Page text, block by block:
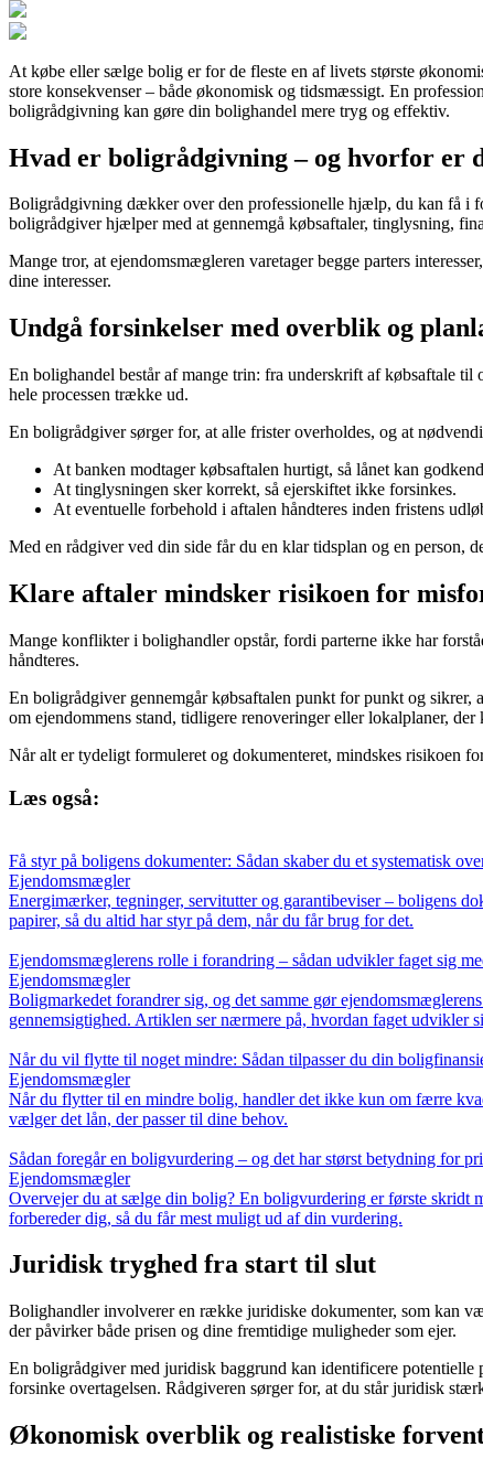
At købe eller sælge bolig er for de fleste en af livets største
store konsekvenser – både økonomisk og tidsmæssigt. En
boligrådgivning kan gøre din bolighandel mere tryg og effektiv.
Hvad er boligrådgivning – og hvorfor er
Boligrådgivning dækker over den professionelle hjælp, du kan få i
boligrådgiver hjælper med at gennemgå købsaftaler, tinglysning,
Mange tror, at ejendomsmægleren varetager begge parters
dine interesser.
Undgå forsinkelser med overblik og
En bolighandel består af mange trin: fra underskrift af købsaftale
hele processen trække ud.
En boligrådgiver sørger for, at alle frister overholdes, og at
At banken modtager købsaftalen hurtigt, så lånet kan
At tinglysningen sker korrekt, så ejerskiftet ikke forsinkes.
At eventuelle forbehold i aftalen håndteres inden fristens
Med en rådgiver ved din side får du en klar tidsplan og en person,
Klare aftaler mindsker risikoen for
Mange konflikter i bolighandler opstår, fordi parterne ikke har
håndteres.
En boligrådgiver gennemgår købsaftalen punkt for punkt og
om ejendommens stand, tidligere renoveringer eller lokalplaner,
Når alt er tydeligt formuleret og dokumenteret, mindskes risikoen
Læs også:
Få styr på boligens dokumenter: Sådan skaber du et systematisk
Ejendomsmægler
Energimærker, tegninger, servitutter og garantibeviser – boligens
papirer, så du altid har styr på dem, når du får brug for det.
Ejendomsmæglerens rolle i forandring – sådan udvikler faget sig
Ejendomsmægler
Boligmarkedet forandrer sig, og det samme gør
gennemsigtighed. Artiklen ser nærmere på, hvordan faget udvikler
Når du vil flytte til noget mindre: Sådan tilpasser du din
Ejendomsmægler
Når du flytter til en mindre bolig, handler det ikke kun om færre
vælger det lån, der passer til dine behov.
Sådan foregår en boligvurdering – og det har størst betydning for
Ejendomsmægler
Overvejer du at sælge din bolig? En boligvurdering er første skridt
forbereder dig, så du får mest muligt ud af din vurdering.
Juridisk tryghed fra start til slut
Bolighandler involverer en række juridiske dokumenter, som kan
der påvirker både prisen og dine fremtidige muligheder som ejer.
En boligrådgiver med juridisk baggrund kan identificere
forsinke overtagelsen. Rådgiveren sørger for, at du står juridisk
Økonomisk overblik og realistiske